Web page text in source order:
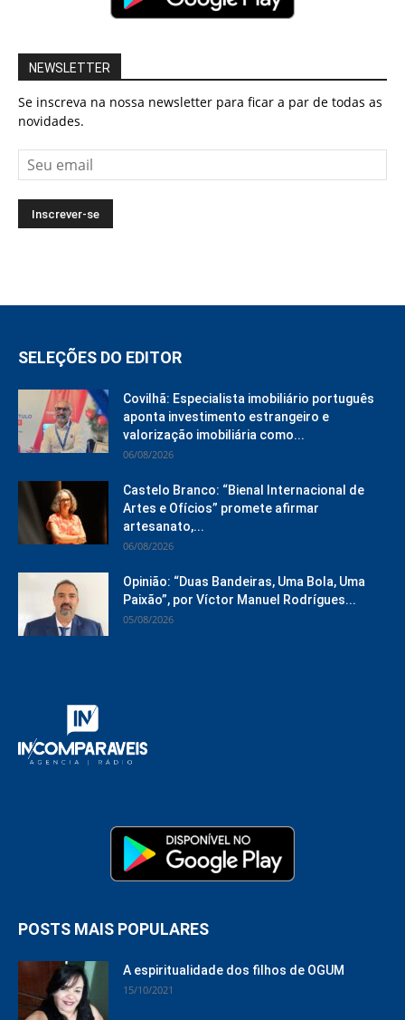
NEWSLETTER
Se inscreva na nossa newsletter para ficar a par de todas as
novidades.
SELEÇÕES DO EDITOR
Covilhã: Especialista imobiliário português
aponta investimento estrangeiro e
valorização imobiliária como...
06/08/2026
Castelo Branco: “Bienal Internacional de
Artes e Ofícios” promete afirmar
artesanato,...
06/08/2026
Opinião: “Duas Bandeiras, Uma Bola, Uma
Paixão”, por Víctor Manuel Rodrígues...
05/08/2026
POSTS MAIS POPULARES
A espiritualidade dos filhos de OGUM
15/10/2021